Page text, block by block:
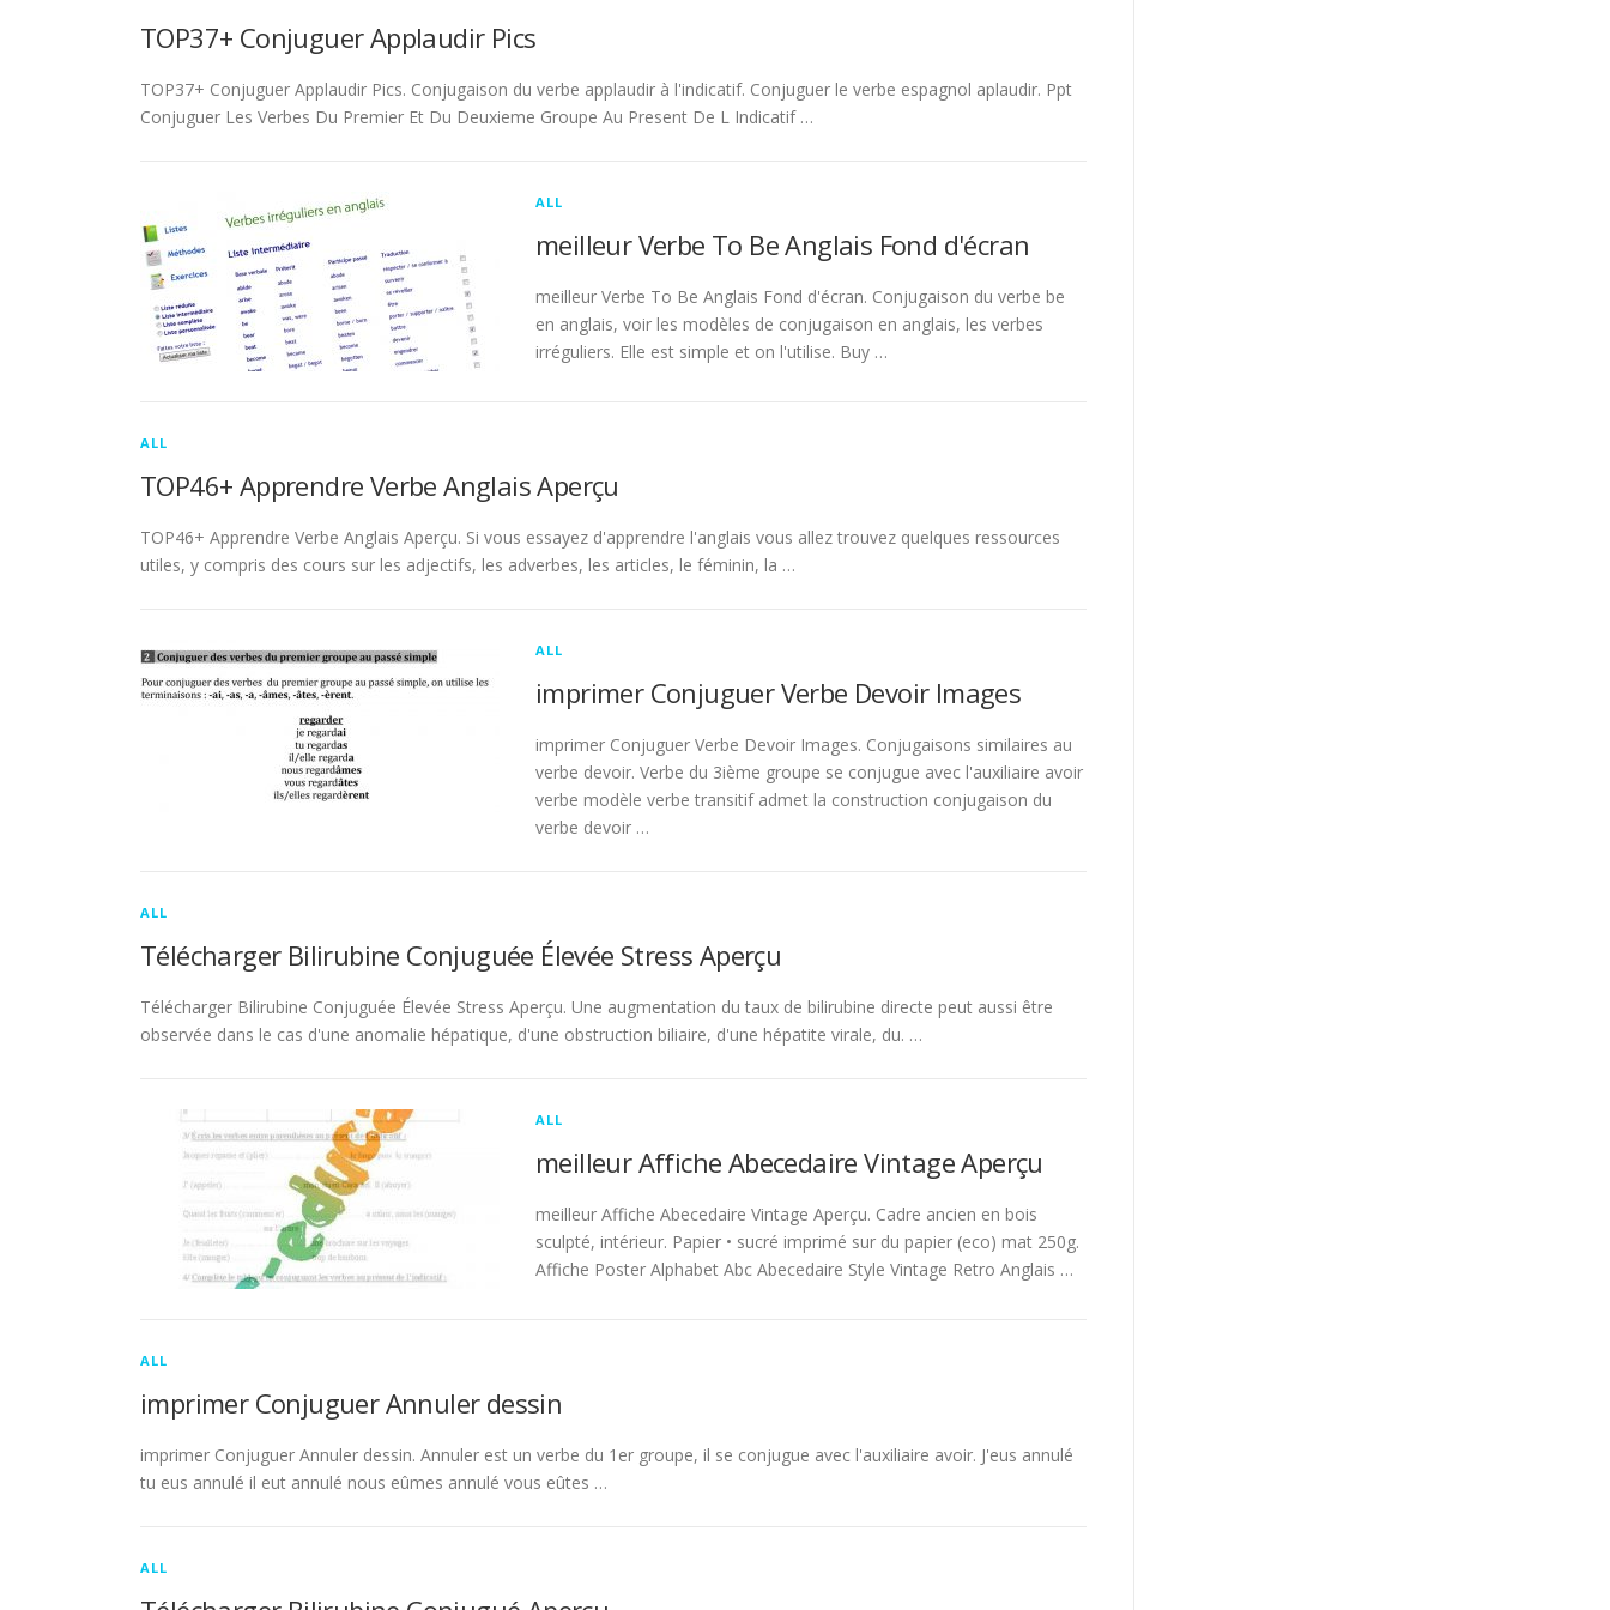
TOP37+ Conjuguer Applaudir Pics
TOP37+ Conjuguer Applaudir Pics. Conjugaison du verbe applaudir à l'indicatif. Conjuguer le verbe espagnol aplaudir. Ppt
Conjuguer Les Verbes Du Premier Et Du Deuxieme Groupe Au Present De L Indicatif …
ALL
meilleur Verbe To Be Anglais Fond d'écran
meilleur Verbe To Be Anglais Fond d'écran. Conjugaison du verbe be
en anglais, voir les modèles de conjugaison en anglais, les verbes
irréguliers. Elle est simple et on l'utilise. Buy …
ALL
TOP46+ Apprendre Verbe Anglais Aperçu
TOP46+ Apprendre Verbe Anglais Aperçu. Si vous essayez d'apprendre l'anglais vous allez trouvez quelques ressources
utiles, y compris des cours sur les adjectifs, les adverbes, les articles, le féminin, la …
ALL
imprimer Conjuguer Verbe Devoir Images
imprimer Conjuguer Verbe Devoir Images. Conjugaisons similaires au
verbe devoir. Verbe du 3ième groupe se conjugue avec l'auxiliaire avoir
verbe modèle verbe transitif admet la construction conjugaison du
verbe devoir …
ALL
Télécharger Bilirubine Conjuguée Élevée Stress Aperçu
Télécharger Bilirubine Conjuguée Élevée Stress Aperçu. Une augmentation du taux de bilirubine directe peut aussi être
observée dans le cas d'une anomalie hépatique, d'une obstruction biliaire, d'une hépatite virale, du. …
ALL
meilleur Affiche Abecedaire Vintage Aperçu
meilleur Affiche Abecedaire Vintage Aperçu. Cadre ancien en bois
sculpté, intérieur. Papier • sucré imprimé sur du papier (eco) mat 250g.
Affiche Poster Alphabet Abc Abecedaire Style Vintage Retro Anglais …
ALL
imprimer Conjuguer Annuler dessin
imprimer Conjuguer Annuler dessin. Annuler est un verbe du 1er groupe, il se conjugue avec l'auxiliaire avoir. J'eus annulé
tu eus annulé il eut annulé nous eûmes annulé vous eûtes …
ALL